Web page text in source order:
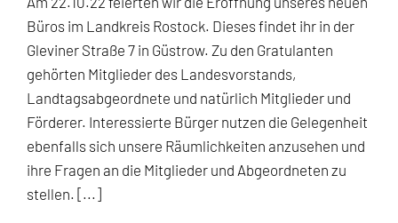
neuen
Büros im Landkreis Rostock. Dieses findet ihr in der
Gleviner Straße 7 in Güstrow. Zu den Gratulanten
gehörten Mitglieder des Landesvorstands,
Landtagsabgeordnete und natürlich Mitglieder und
Förderer. Interessierte Bürger nutzen die Gelegenheit
ebenfalls sich unsere Räumlichkeiten anzusehen und
ihre Fragen an die Mitglieder und Abgeordneten zu
stellen. [...]